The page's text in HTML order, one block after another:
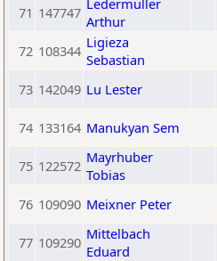
71 147747 Ledermüller
Arthur
72 108344 Ligieza
Sebastian
73 142049 Lu Lester
74 133164 Manukyan Sem
75 122572 Mayrhuber
Tobias
76 109090 Meixner Peter
77 109290 Mittelbach
Eduard